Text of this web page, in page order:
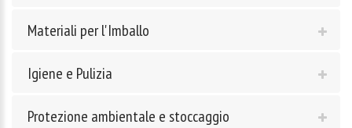
Materiali per l'Imballo
Igiene e Pulizia
Protezione ambientale e stoccaggio